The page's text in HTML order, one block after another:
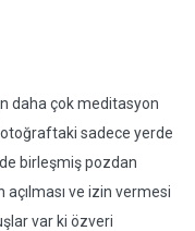
daha çok meditasyon
sadece yerde
birleşmiş pozdan
açılması ve izin vermesi
var ki özveri